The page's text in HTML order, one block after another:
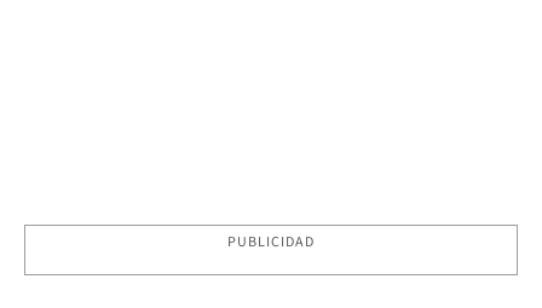
PUBLICIDAD